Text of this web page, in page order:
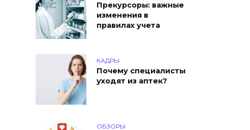
Прекурсоры: важные
изменения в
правилах учета
КАДРЫ
Почему специалисты
уходят из аптек?
ОБЗОРЫ